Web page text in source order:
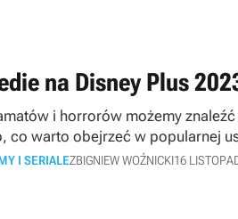
na Disney Plus
i horrorów możemy
co warto obejrzeć w popularnej
I SERIALEZBIGNIEW WOŹNICKI16